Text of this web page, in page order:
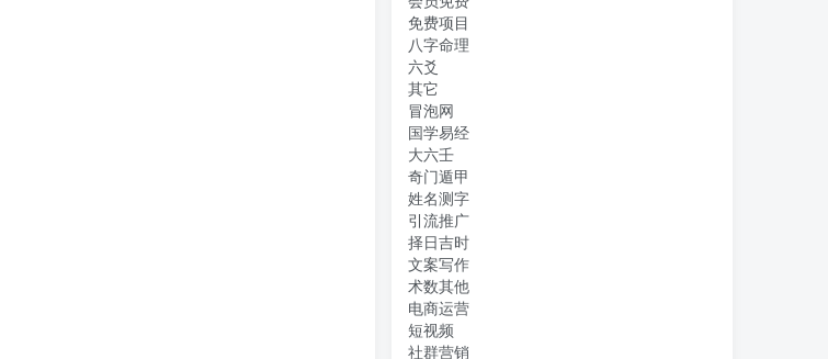
免费项目
八字命理
六爻
其它
冒泡网
国学易经
大六壬
奇门遁甲
姓名测字
引流推广
择日吉时
文案写作
术数其他
电商运营
短视频
社群营销